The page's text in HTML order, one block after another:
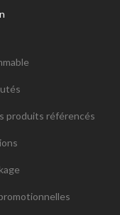
produits référencés